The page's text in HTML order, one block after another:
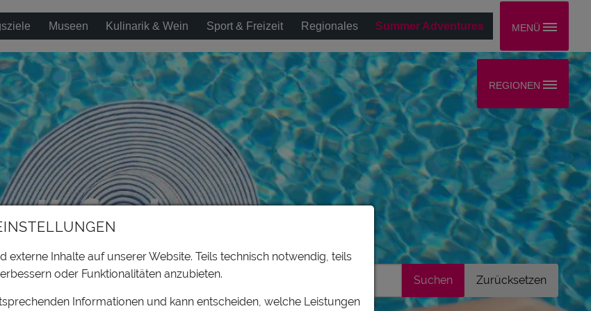
Museen Kulinarik & Wein Sport & Freizeit Regionales Summer Adventures
REGIONEN
MENÜ
# ferien
externe Inhalte auf unserer Website. Teils technisch notwendig, teils
oder Funktionalitäten anzubieten.
Informationen und kann entscheiden, welche Leistungen